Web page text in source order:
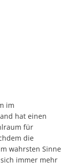
im
hat einen
für
die
wahrsten Sinne
immer mehr